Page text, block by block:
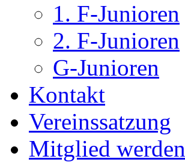
1. F-Junioren
2. F-Junioren
G-Junioren
Kontakt
Vereinssatzung
Mitglied werden